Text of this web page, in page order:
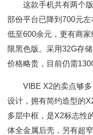
这款手机共有两个
部份平台已降到700元左
低至600余元，更有商
限黑色版。采用32G存
价格略贵，目前仍需
VIBE X2的卖点够
设计，拥有简约造型的
多层中框，是X2标志性
体全金属后壳，另有超